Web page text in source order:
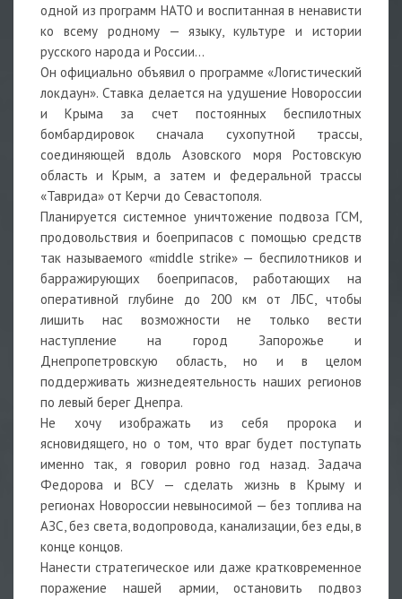
одной из программ НАТО и воспитанная в ненависти
ко всему родному — языку, культуре и истории
русского народа и России…
Он официально объявил о программе «Логистический
локдаун». Ставка делается на удушение Новороссии
и Крыма за счет постоянных беспилотных
бомбардировок сначала сухопутной трассы,
соединяющей вдоль Азовского моря Ростовскую
область и Крым, а затем и федеральной трассы
«Таврида» от Керчи до Севастополя.
Планируется системное уничтожение подвоза ГСМ,
продовольствия и боеприпасов с помощью средств
так называемого «middle strike» — беспилотников и
барражирующих боеприпасов, работающих на
оперативной глубине до 200 км от ЛБС, чтобы
лишить нас возможности не только вести
наступление на город Запорожье и
Днепропетровскую область, но и в целом
поддерживать жизнедеятельность наших регионов
по левый берег Днепра.
Не хочу изображать из себя пророка и
ясновидящего, но о том, что враг будет поступать
именно так, я говорил ровно год назад. Задача
Федорова и ВСУ — сделать жизнь в Крыму и
регионах Новороссии невыносимой — без топлива на
АЗС, без света, водопровода, канализации, без еды, в
конце концов.
Нанести стратегическое или даже кратковременное
поражение нашей армии, остановить подвоз